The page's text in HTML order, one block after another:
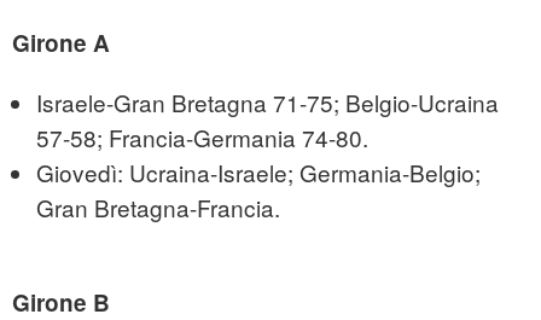
Girone A
Israele-Gran Bretagna 71-75; Belgio-Ucraina
57-58; Francia-Germania 74-80.
Giovedì: Ucraina-Israele; Germania-Belgio;
Gran Bretagna-Francia.
Girone B